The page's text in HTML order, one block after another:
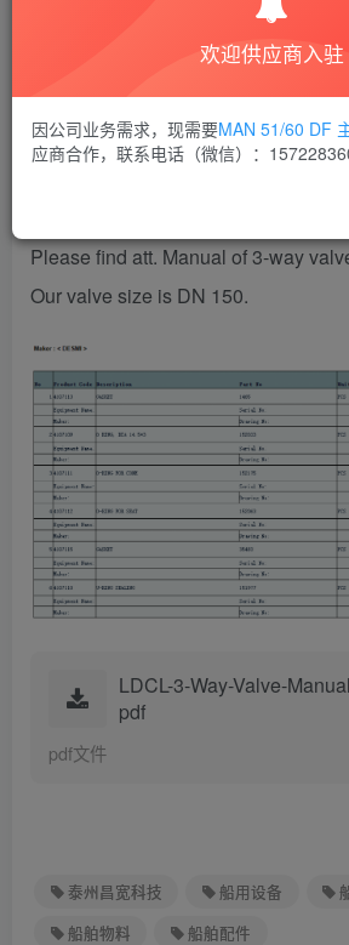
spares for 3-way valve of ME LDCL
In PAL these items include in ME
Please find att. Manual of 3-way
Our valve size is DN 150.
LDCL-3-Way-Valve-
pdf
pdf文件
泰州昌宽科技 船用设备
船舶物料
船舶配件
欢迎供应商入驻
因公司业务需求，现需要MAN 51/60 DF
应商合作，联系电话（微信）：